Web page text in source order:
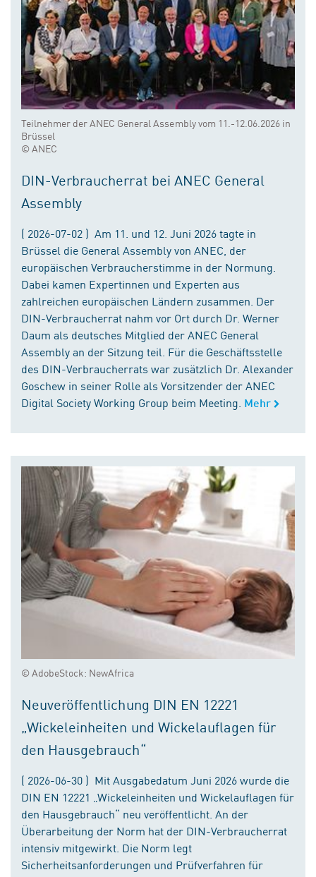
Teilnehmer der ANEC General Assembly vom 11.-12.06.2026 in
Brüssel
© ANEC
DIN-Verbraucherrat bei ANEC General
Assembly
( 2026-07-02 ) Am 11. und 12. Juni 2026 tagte in
Brüssel die General Assembly von ANEC, der
europäischen Verbraucherstimme in der Normung.
Dabei kamen Expertinnen und Experten aus
zahlreichen europäischen Ländern zusammen. Der
DIN-Verbraucherrat nahm vor Ort durch Dr. Werner
Daum als deutsches Mitglied der ANEC General
Assembly an der Sitzung teil. Für die Geschäftsstelle
des DIN-Verbraucherrats war zusätzlich Dr. Alexander
Goschew in seiner Rolle als Vorsitzender der ANEC
Digital Society Working Group beim Meeting. Mehr
© AdobeStock: NewAfrica
Neuveröffentlichung DIN EN 12221
„Wickeleinheiten und Wickelauflagen für
den Hausgebrauch“
( 2026-06-30 ) Mit Ausgabedatum Juni 2026 wurde die
DIN EN 12221 „Wickeleinheiten und Wickelauflagen für
den Hausgebrauch“ neu veröffentlicht. An der
Überarbeitung der Norm hat der DIN-Verbraucherrat
intensiv mitgewirkt. Die Norm legt
Sicherheitsanforderungen und Prüfverfahren für